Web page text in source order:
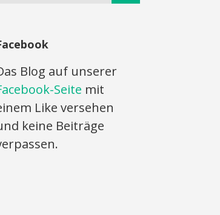
Blog auf unserer
Seite mit
Like versehen
keine Beiträge